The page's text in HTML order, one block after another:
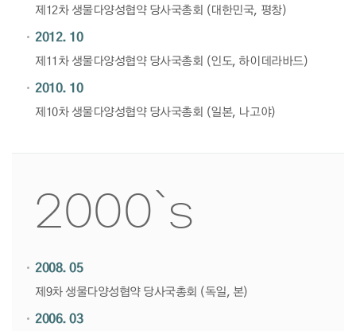
제12차 생물다양성협약 당사국총회 (대한민국, 평창)
2012. 10
제11차 생물다양성협약 당사국총회 (인도, 하이데라바드)
2010. 10
제10차 생물다양성협약 당사국총회 (일본, 나고야)
2000`s
2008. 05
제9차 생물다양성협약 당사국총회 (독일, 본)
2006. 03